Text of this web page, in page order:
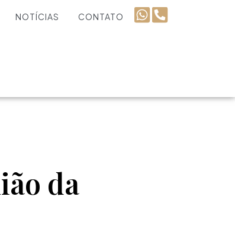
NOTÍCIAS CONTATO
da